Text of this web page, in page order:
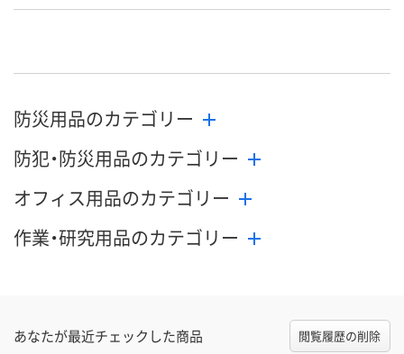
防災用品のカテゴリー
防犯・防災用品のカテゴリー
オフィス用品のカテゴリー
作業・研究用品のカテゴリー
あなたが最近チェックした商品 閲覧履歴の削除